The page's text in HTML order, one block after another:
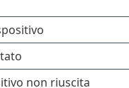
non riuscita